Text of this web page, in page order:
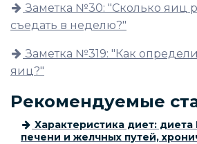
Заметка №30: "Сколько яиц
съедать в неделю?"
Заметка №319: "Как
яиц?"
Рекомендуемые
Характеристика диет:
печени и желчных путей,